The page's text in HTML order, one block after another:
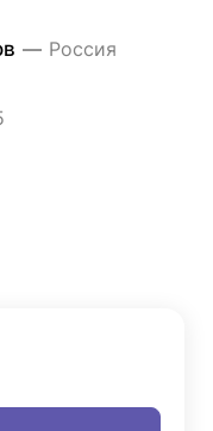
— Россия